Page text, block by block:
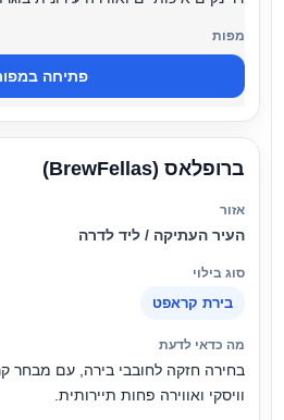
פתיחה
ברופלאס (BrewFellas)
העיר העתיקה / ליד לדרה
בירת קראפט
בחירה חזקה לחובבי בירה, עם מבחר
וויסקי ואווירה פחות תיירותית.